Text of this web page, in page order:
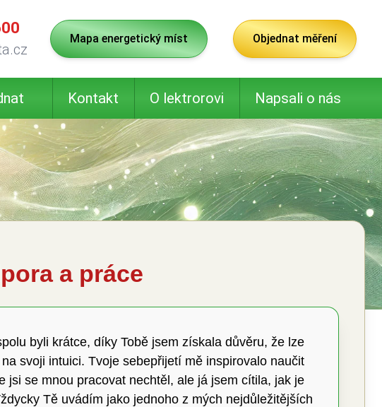
Mapa energetický míst Objednat měření
Kontakt O lektrorovi Napsali o nás
a práce
byli krátce, díky Tobě jsem získala důvěru, že lze
svoji intuici. Tvoje sebepřijetí mě inspirovalo naučit
se mnou pracovat nechtěl, ale já jsem cítila, jak je
Tě uvádím jako jednoho z mých nejdůležitějších